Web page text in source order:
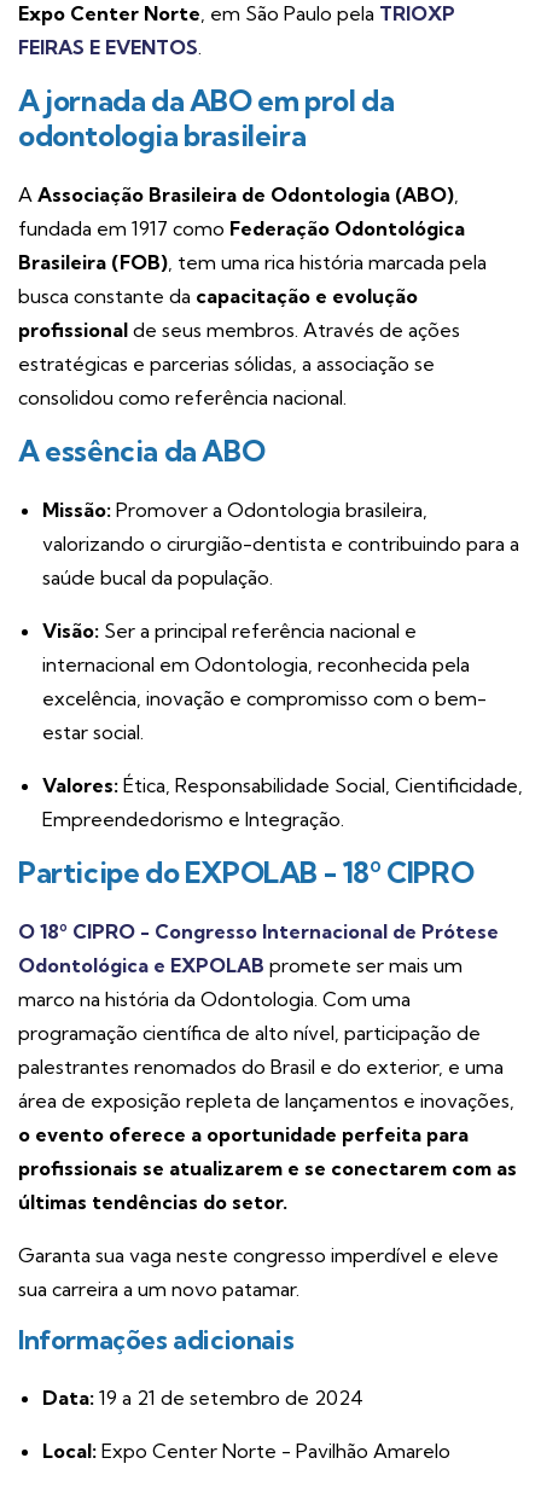
Expo Center Norte, em São Paulo pela TRIOXP
FEIRAS E EVENTOS.
A jornada da ABO em prol da
odontologia brasileira
A Associação Brasileira de Odontologia (ABO),
fundada em 1917 como Federação Odontológica
Brasileira (FOB), tem uma rica história marcada pela
busca constante da capacitação e evolução
profissional de seus membros. Através de ações
estratégicas e parcerias sólidas, a associação se
consolidou como referência nacional.
A essência da ABO
Missão: Promover a Odontologia brasileira,
valorizando o cirurgião-dentista e contribuindo para a
saúde bucal da população.
Visão: Ser a principal referência nacional e
internacional em Odontologia, reconhecida pela
excelência, inovação e compromisso com o bem-
estar social.
Valores: Ética, Responsabilidade Social, Cientificidade,
Empreendedorismo e Integração.
Participe do EXPOLAB - 18º CIPRO
O 18º CIPRO - Congresso Internacional de Prótese
Odontológica e EXPOLAB promete ser mais um
marco na história da Odontologia. Com uma
programação científica de alto nível, participação de
palestrantes renomados do Brasil e do exterior, e uma
área de exposição repleta de lançamentos e inovações,
o evento oferece a oportunidade perfeita para
profissionais se atualizarem e se conectarem com as
últimas tendências do setor.
Garanta sua vaga neste congresso imperdível e eleve
sua carreira a um novo patamar.
Informações adicionais
Data: 19 a 21 de setembro de 2024
Local: Expo Center Norte - Pavilhão Amarelo